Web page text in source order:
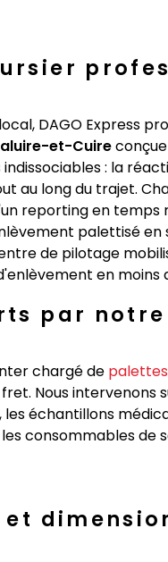
DAGO Express
et-Cuire
: la
au long du trajet.
reporting en temps
palettisé
de pilotage
en moins
par
chargé de palettes
Nous intervenons
échantillons
consommables de